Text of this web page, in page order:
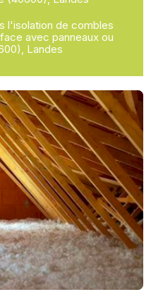
l'isolation de combles
avec panneaux ou
Landes